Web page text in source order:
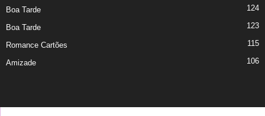
Boa Tarde 124
Boa Tarde 123
Romance Cartões 115
Amizade 106